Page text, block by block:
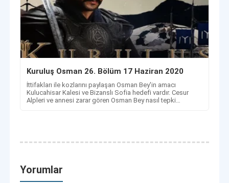
Kuruluş Osman 26. Bölüm 17 Haziran 2020
İttifakları ile kozlarını paylaşan Osman Bey'in amacı
Kulucahisar Kalesi ve Bizanslı Sofia hedefi vardır. Cesur
Alpleri ve annesi zarar gören Osman Bey nasıl tepki
Yorumlar